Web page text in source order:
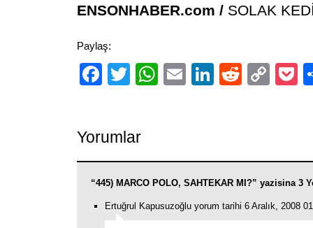
ENSONHABER.com / SOLAK
Paylaş:
Facebook
TwitterWhatsApp
EmailLinkedIn
Reddit
Yorumlar
“445) MARCO POLO, SAHTEKAR MI?” yazisina 3
Ertuğrul Kapusuzoğlu yorum tarihi 6 Aralık, 2008